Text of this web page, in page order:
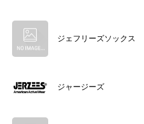
ジェフリーズソックス
ジャージーズ